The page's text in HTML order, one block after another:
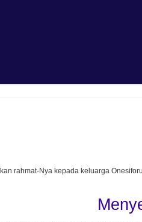
rahmat-Nya kepada keluarga